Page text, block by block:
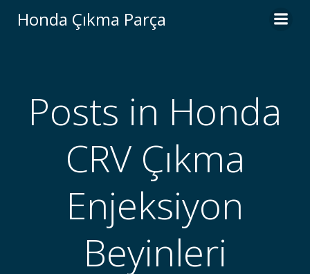
geç
Honda Çıkma Parça
Posts in Honda
CRV Çıkma
Enjeksiyon
Beyinleri